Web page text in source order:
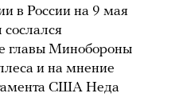
в России на 9 мая
главы Минобороны
и на мнение
США Неда